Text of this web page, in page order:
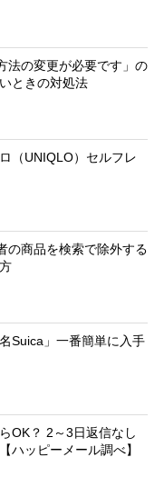
法の変更が必要です」の
ときの対処法
（UNIQLO）セルフレ
の商品を検索で除外する
Suica」一番簡単に入手
OK？ 2～3日返信なし
ハッピーメール調べ】